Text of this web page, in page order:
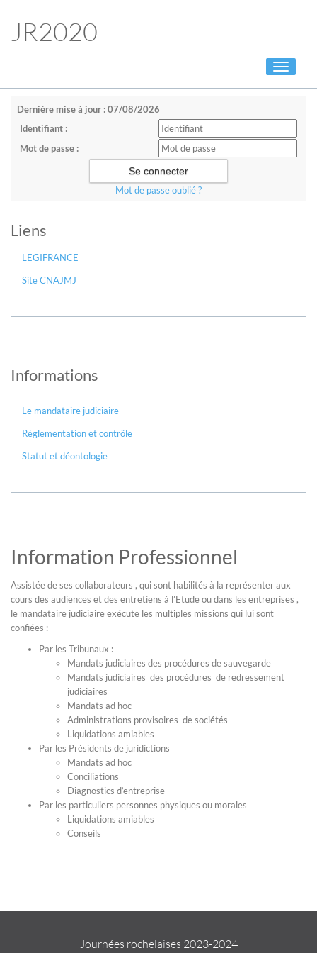
JR2020
Toggle
Dernière mise à jour : 07/08/2026
Identifiant :
Mot de passe :
Mot de passe oublié ?
Liens
LEGIFRANCE
Site CNAJMJ
Informations
Le mandataire judiciaire
Réglementation et contrôle
Statut et déontologie
Information Professionnel
Assistée de ses collaborateurs , qui sont habilités à la représenter aux
cours des audiences et des entretiens à l’Etude ou dans les entreprises ,
le mandataire judiciaire exécute les multiples missions qui lui sont
confiées :
Par les Tribunaux :
Mandats judiciaires des procédures de sauvegarde
Mandats judiciaires des procédures de redressement
judiciaires
Mandats ad hoc
Administrations provisoires de sociétés
Liquidations amiables
Par les Présidents de juridictions
Mandats ad hoc
Conciliations
Diagnostics d’entreprise
Par les particuliers personnes physiques ou morales
Liquidations amiables
Conseils
Journées rochelaises 2023-2024